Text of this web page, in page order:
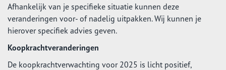
Afhankelijk van je specifieke situatie kunnen deze
veranderingen voor- of nadelig uitpakken. Wij kunnen je
hierover specifiek advies geven.
Koopkrachtveranderingen
De koopkrachtverwachting voor 2025 is licht positief,